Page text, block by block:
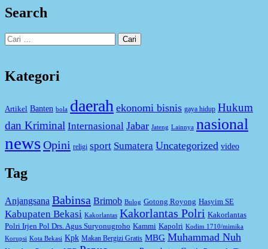
Search
Cari
untuk:
Kategori
Artikel Banten bola daerah ekonomi bisnis gaya hidup Hukum
dan Kriminal Internasional Jabar Jateng Lainnya nasional
newsOpini religi sport Sumatera Uncategorized video
Tag
Anjangsana Babinsa Brimob Bulog Gotong Royong Hasyim SE
Kabupaten Bekasi Kakorlantas Kakorlantas Polri Kakorlantas
Polri Irjen Pol Drs. Agus Suryonugroho Kammi Kapolri Kodim 1710/mimika
Korupsi Kota Bekasi Kpk Makan Bergizi Gratis MBG Muhammad Nuh